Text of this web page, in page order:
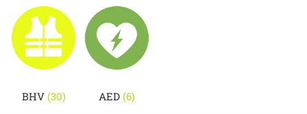
BHV (30) AED (6)